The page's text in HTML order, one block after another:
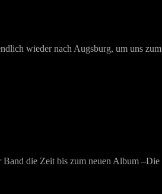
wieder nach Augsburg, um uns zum
die Zeit bis zum neuen Album –Die